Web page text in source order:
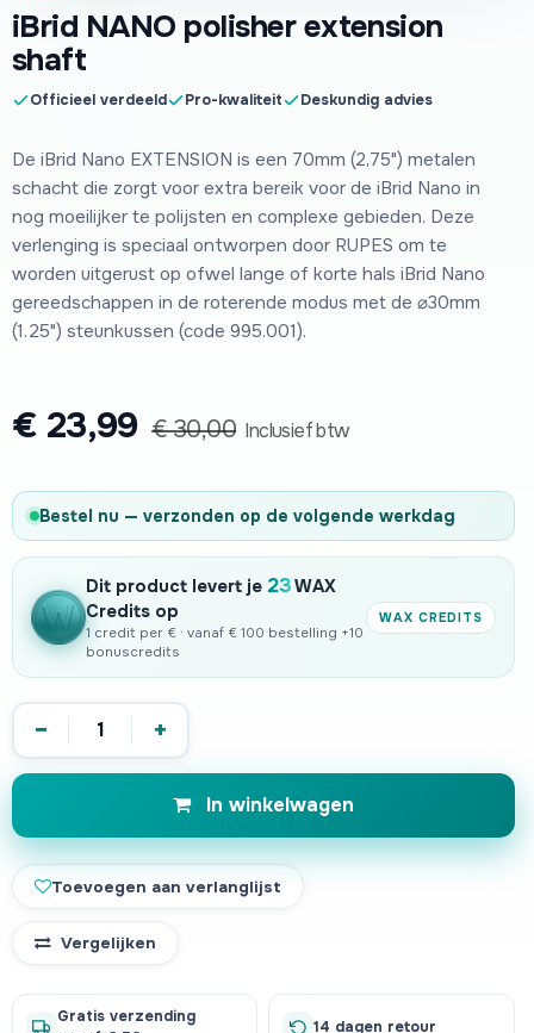
iBrid NANO polisher extension
shaft
Officieel verdeeld Pro-kwaliteit Deskundig advies
De iBrid Nano EXTENSION is een 70mm (2,75") metalen
schacht die zorgt voor extra bereik voor de iBrid Nano in
nog moeilijker te polijsten en complexe gebieden. Deze
verlenging is speciaal ontworpen door RUPES om te
worden uitgerust op ofwel lange of korte hals iBrid Nano
gereedschappen in de roterende modus met de ⌀30mm
(1.25") steunkussen (code 995.001).
€ 23,99 €30,00 Inclusief btw
Bestel nu — verzonden op de volgende werkdag
Dit product levert je 23WAX
Credits op
1 credit per € · vanaf € 100 bestelling +10
bonuscredits
WAX CREDITS
− +
In winkelwagen
Toevoegen aan verlanglijst
Vergelijken
Gratis verzending
14 dagen retour